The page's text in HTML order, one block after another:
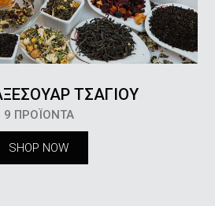
ΤΣΑΓΙΟΥ
9 ΠΡΟΪΌΝΤΑ